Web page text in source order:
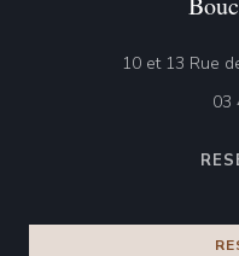
10 et 13 Rue
03